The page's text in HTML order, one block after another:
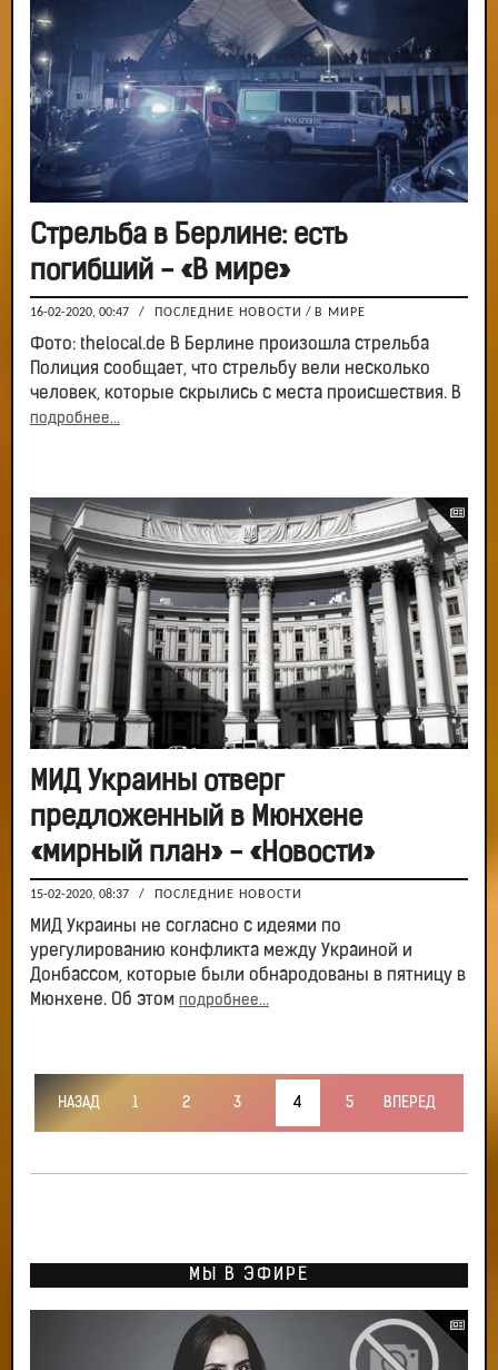
Стрельба в Берлине: есть
погибший - «В мире»
16-02-2020, 00:47 / ПОСЛЕДНИЕ НОВОСТИ / В МИРЕ
Фото: thelocal.de В Берлине произошла стрельба
Полиция сообщает, что стрельбу вели несколько
человек, которые скрылись с места происшествия. В
подробнее...
МИД Украины отверг
предложенный в Мюнхене
«мирный план» - «Новости»
15-02-2020, 08:37 / ПОСЛЕДНИЕ НОВОСТИ
МИД Украины не согласно с идеями по
урегулированию конфликта между Украиной и
Донбассом, которые были обнародованы в пятницу в
Мюнхене. Об этом подробнее...
НАЗАД 1 2 3 4 5 ВПЕРЕД
МЫ В ЭФИРЕ